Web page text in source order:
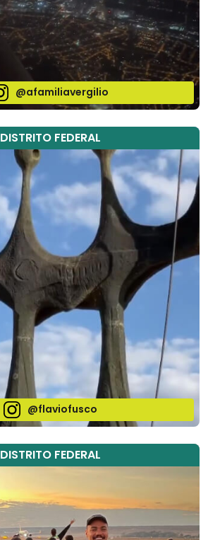
@afamiliavergilio
DISTRITO FEDERAL
@flaviofusco
DISTRITO FEDERAL